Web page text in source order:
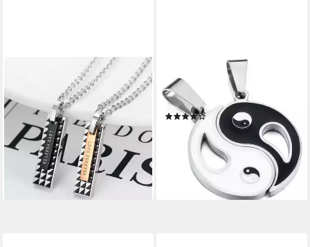
Partnerkette mit Anhänger
Edelstahl Schwarz Silber Gold
(Geschenk für Sie Ihn, 2-tlg.,
wasserfest), Partnerschmuck
29,90 € UVP 39,90 €
lieferbar - in 3-4 Werktagen bei dir
SCHMUCK-ELFE
Partnerkette YIN YANG (Set),
4tlg. Set
(5)
109,99 €
lieferbar - in 3-4 Werktagen bei dir